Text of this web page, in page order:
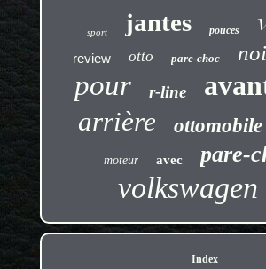
sport jantes pouces
review otto pare-choc
pour r-line
arrière ottomobile
moteur avec pare-
volkswagen
Index